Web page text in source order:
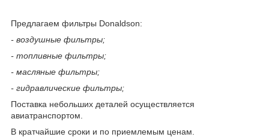
Предлагаем фильтры Donaldson:
- воздушные фильтры;
- топливные фильтры;
- масляные фильтры;
- гидравлические фильтры;
Поставка небольших деталей осуществляется
авиатранспортом.
В кратчайшие сроки и по приемлемым ценам.